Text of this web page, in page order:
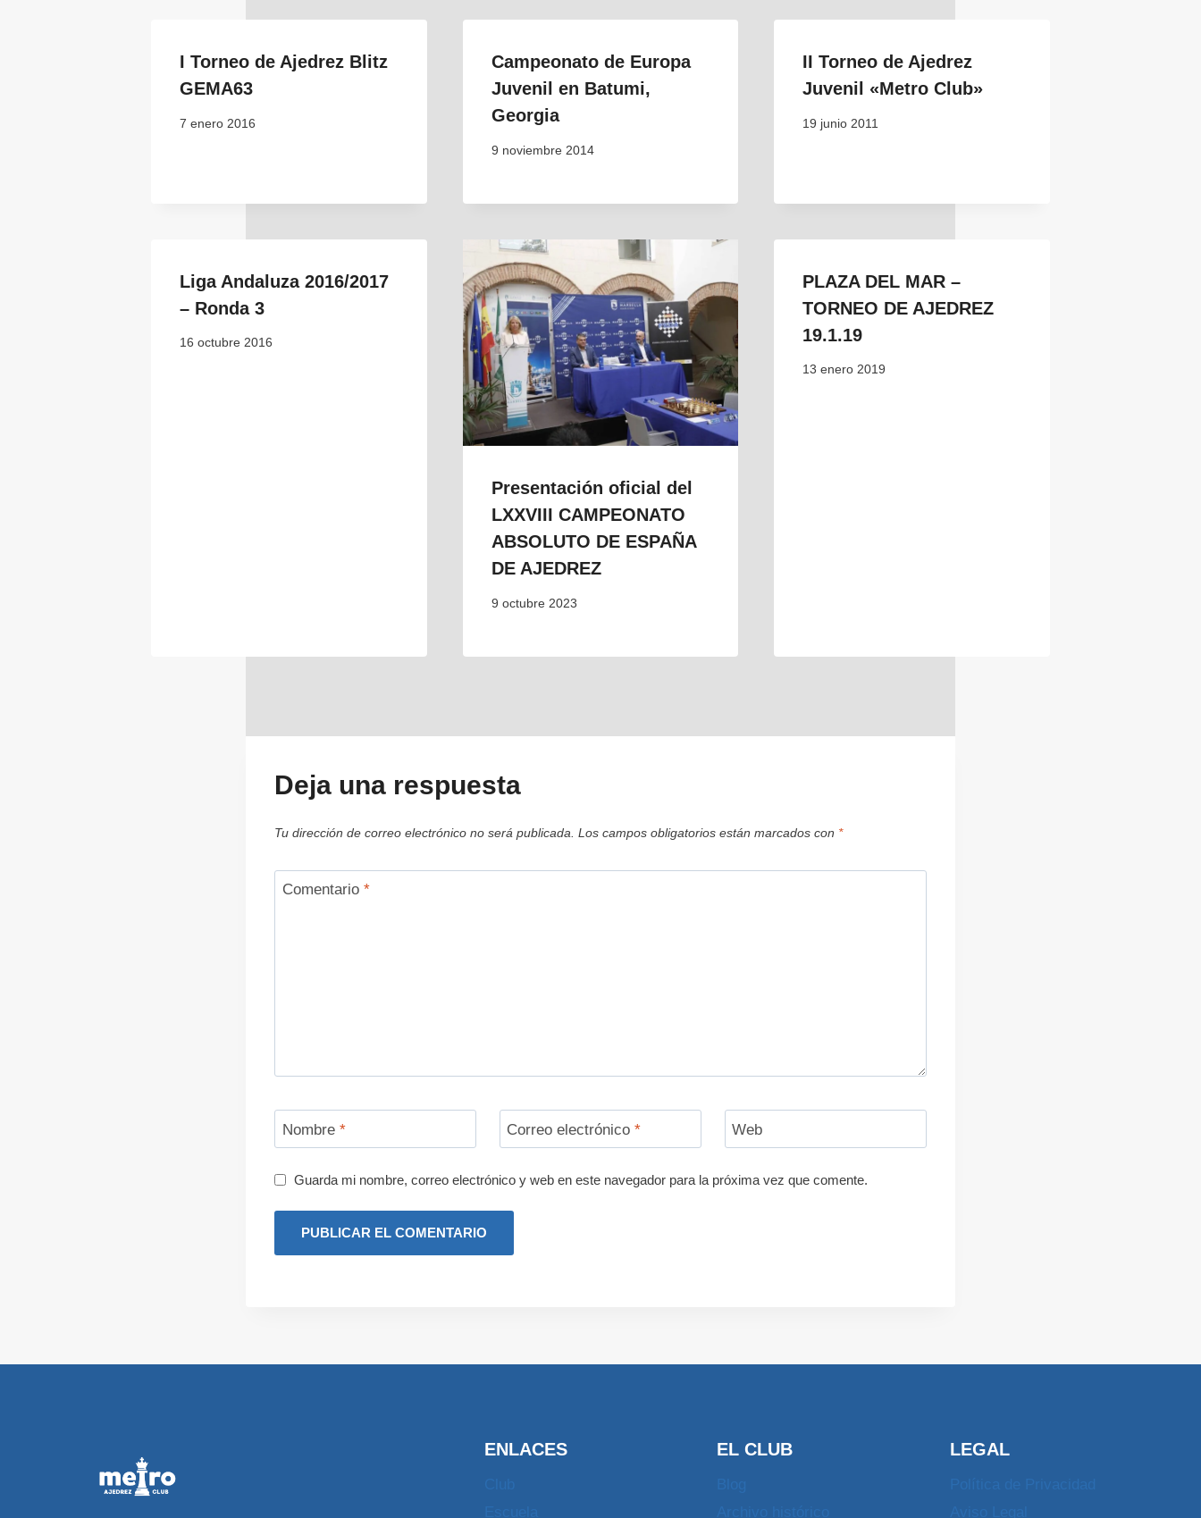
I Torneo de Ajedrez Blitz
GEMA63
7 enero 2016
Campeonato de Europa
Juvenil en Batumi,
Georgia
9 noviembre 2014
II Torneo de Ajedrez
Juvenil «Metro Club»
19 junio 2011
Liga Andaluza 2016/2017
– Ronda 3
16 octubre 2016
Presentación oficial del
LXXVIII CAMPEONATO
ABSOLUTO DE ESPAÑA
DE AJEDREZ
9 octubre 2023
PLAZA DEL MAR –
TORNEO DE AJEDREZ
19.1.19
13 enero 2019
Deja una respuesta
Tu dirección de correo electrónico no será publicada. Los campos obligatorios están marcados con *
Comentario *
Nombre * Correo electrónico* Web
Guarda mi nombre, correo electrónico y web en este navegador para la próxima vez que comente.
ENLACES EL CLUB LEGAL